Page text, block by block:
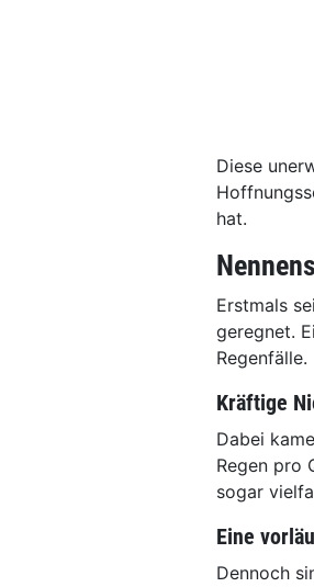
Diese
hat.
Erstmals
geregnet.
Regenfälle.
Kräftige
Dabei
Regen pro
sogar
Eine
Dennoch